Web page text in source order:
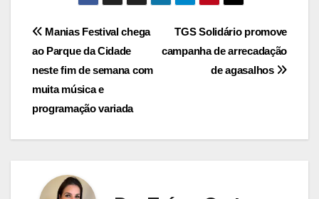
Navegação
de
Post
TGS Solidário promove
campanha de arrecadação
de agasalhos
Manias Festival chega
ao Parque da Cidade
neste fim de semana com
muita música e
programação variada